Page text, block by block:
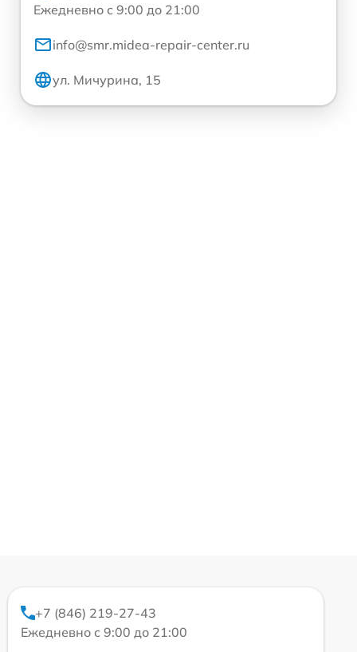
Ежедневно с 9:00 до 21:00
info@smr.midea-repair-center.ru
ул. Мичурина, 15
+7 (846) 219-27-43
Ежедневно с 9:00 до 21:00